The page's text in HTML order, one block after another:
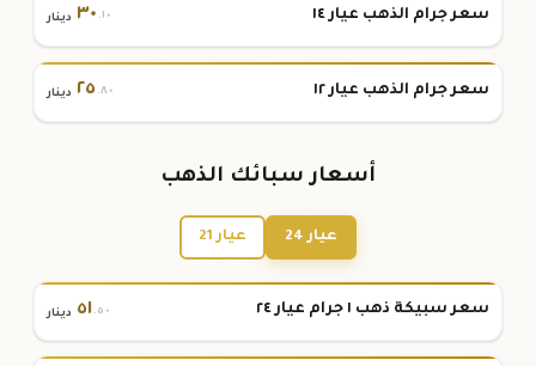
سعر جرام الذهب عيار ١٤ ٣٠ .١٠ دينار
سعر جرام الذهب عيار ١٢ ٢٥ .٨٠ دينار
أسعار سبائك الذهب
عيار 24 عيار 21
سعر سبيكة ذهب ١ جرام عيار ٢٤ ٥١.٥٠ دينار